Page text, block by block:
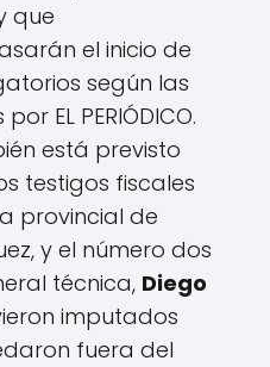
que
el inicio de
según las
EL PERIÓDICO.
está previsto
testigos fiscales
provincial de
y el número dos
técnica, Diego
imputados
fuera del